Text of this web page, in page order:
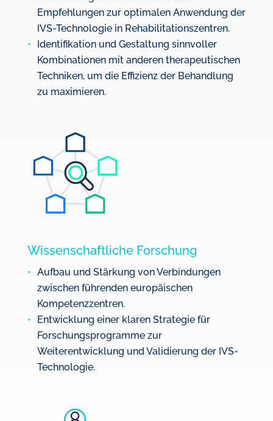
Empfehlungen zur optimalen Anwendung der
IVS-Technologie in Rehabilitationszentren.
Identifikation und Gestaltung sinnvoller
Kombinationen mit anderen therapeutischen
Techniken, um die Effizienz der Behandlung
zu maximieren.
Wissenschaftliche Forschung
Aufbau und Stärkung von Verbindungen
zwischen führenden europäischen
Kompetenzzentren.
Entwicklung einer klaren Strategie für
Forschungsprogramme zur
Weiterentwicklung und Validierung der IVS-
Technologie.